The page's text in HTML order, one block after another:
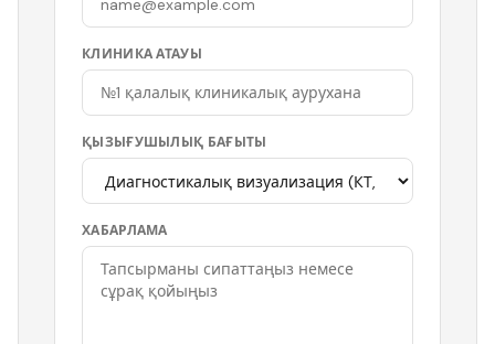
КЛИНИКА АТАУЫ
ҚЫЗЫҒУШЫЛЫҚ БАҒЫТЫ
ХАБАРЛАМА